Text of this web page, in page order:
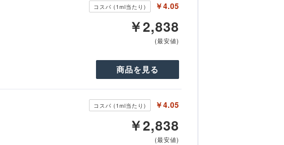
コスパ (1ml当たり) ￥4.05
￥2,838
(最安値)
商品を見る
コスパ (1ml当たり) ￥4.05
￥2,838
(最安値)